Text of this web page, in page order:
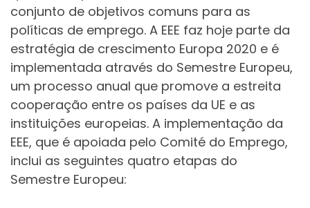
conjunto de objetivos comuns para as
políticas de emprego. A EEE faz hoje parte da
estratégia de crescimento Europa 2020 e é
implementada através do Semestre Europeu,
um processo anual que promove a estreita
cooperação entre os países da UE e as
instituições europeias. A implementação da
EEE, que é apoiada pelo Comité do Emprego,
inclui as seguintes quatro etapas do
Semestre Europeu: